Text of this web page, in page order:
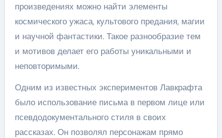
произведениях можно найти элементы
космического ужаса, культового предания, магии
и научной фантастики. Такое разнообразие тем
и мотивов делает его работы уникальными и
неповторимыми.
Одним из известных экспериментов Лавкрафта
было использование письма в первом лице или
псевдодокументального стиля в своих
рассказах. Он позволял персонажам прямо